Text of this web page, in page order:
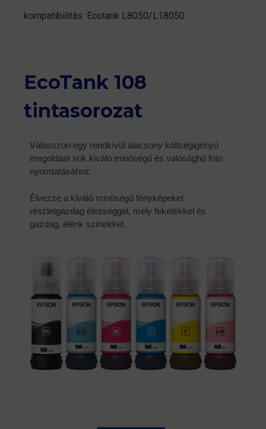
kompatibilitás: Ecotank L8050/L18050
EcoTank 108
tintasorozat
Válasszon egy rendkívül alacsony költségigényű
megoldást sok kiváló minőségű és valósághű fotó
nyomtatásához.
Élvezze a kiváló minőségű fényképeket
részletgazdag élességgel, mély feketékkel és
gazdag, élénk színekkel.